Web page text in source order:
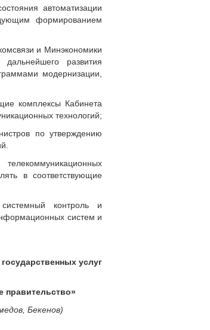
автоматизации
формированием
и Минэкономики
развития
модернизации,
комплексы Кабинета
технологий;
по утверждению
в соответствующие
контроль и
систем и
услуг
правительство»
Бекенов)